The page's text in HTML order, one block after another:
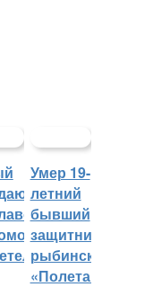
Умер 19-
летний
бывший
защитник
рыбинского
«Полета»